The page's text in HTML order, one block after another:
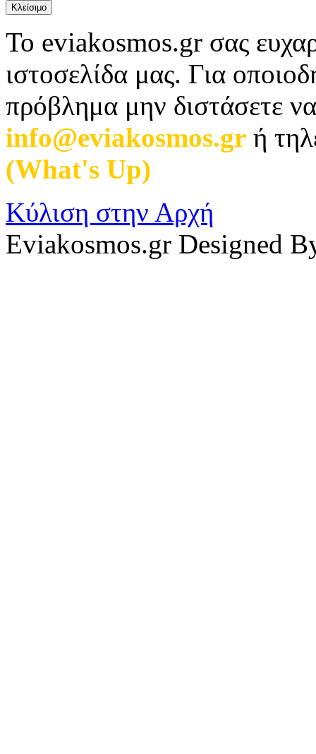
Κλείσιμο
Το eviakosmos.gr σας
ιστοσελίδα μας. Για
πρόβλημα μην διστάσετε
info@eviakosmos.gr ή
(What's Up)
Κύλιση στην Αρχή
Eviakosmos.gr Designed